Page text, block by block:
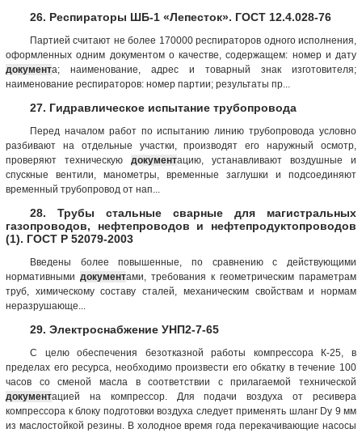
26. Респираторы ШБ-1 «Лепесток». ГОСТ 12.4.028-76
Партией считают не более 170000 респираторов одного исполнения,
оформленных одним документом о качестве, содержащем: номер и дату
документа; наименование, адрес и товарный знак изготовителя;
наименование респираторов: номер партии; результаты пр...
27. Гидравлическое испытание трубопровода
Перед началом работ по испытанию линию трубопровода условно
разбивают на отдельные участки, производят его наружный осмотр,
проверяют техническую документацию, устанавливают воздушные и
спускные вентили, манометры, временные заглушки и подсоединяют
временный трубопровод от нап...
28. Трубы стальные сварные для магистральных
газопроводов, нефтепроводов и нефтепродуктопроводов
(1). ГОСТ Р 52079-2003
Введены более повышенные, по сравнению с действующими
нормативными документами, требования к геометрическим параметрам
труб, химическому составу сталей, механическим свойствам и нормам
неразрушающе...
29. Электроснабжение УНП2-7-65
С целю обеспечения безотказной работы компрессора К-25, в
пределах его ресурса, необходимо произвести его обкатку в течение 100
часов со сменой масла в соответствии с прилагаемой технической
документацией на компрессор. Для подачи воздуха от ресивера
компрессора к блоку подготовки воздуха следует применять шланг Dу 9 мм
из маслостойкой резины. В холодное время года перекачивающие насосы